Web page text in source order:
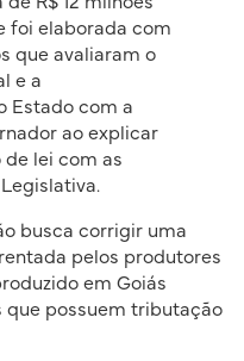
foi elaborada com
que avaliaram o
e a
Estado com a
ao explicar
lei com as
busca corrigir uma
pelos produtores
em Goiás
possuem tributação